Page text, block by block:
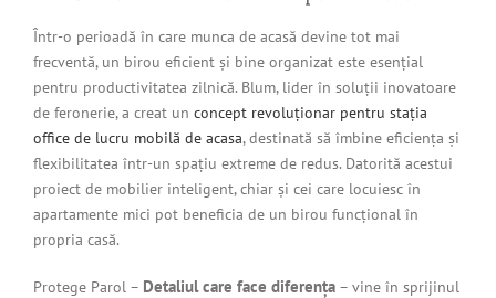
Într-o perioadă în care munca de acasă devine tot mai
frecventă, un birou eficient și bine organizat este esențial
pentru productivitatea zilnică. Blum, lider în soluții inovatoare
de feronerie, a creat un concept revoluționar pentru stația
office de lucru mobilă de acasa, destinată să îmbine eficiența și
flexibilitatea într-un spațiu extreme de redus. Datorită acestui
proiect de mobilier inteligent, chiar și cei care locuiesc în
apartamente mici pot beneficia de un birou funcțional în
propria casă.
Protege Parol – Detaliul care face diferența– vine în sprijinul